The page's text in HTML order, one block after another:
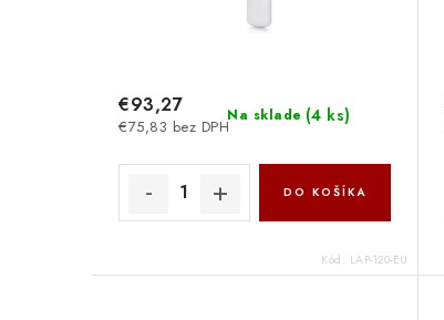
Na sklade (4 ks)
€75,83 bez DPH
€93,27
DO KOŠÍKA
Kód: LAP-120-EU